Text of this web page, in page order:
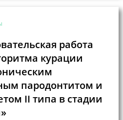
работа
курации
пародонтитом и
II типа в стадии